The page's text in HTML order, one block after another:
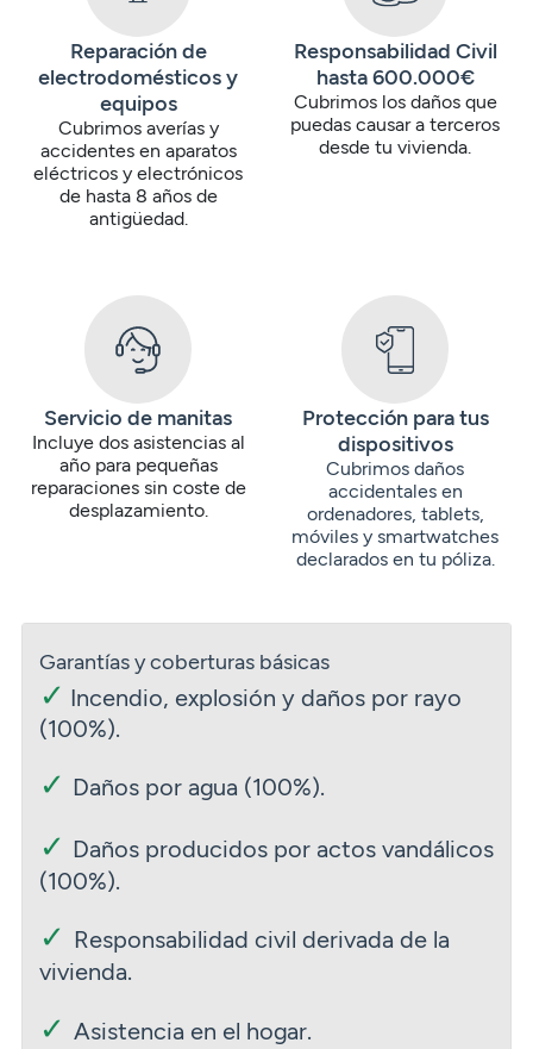
Reparación de
electrodomésticos y
equipos
Cubrimos averías y
accidentes en aparatos
eléctricos y electrónicos
de hasta 8 años de
antigüedad.
Responsabilidad Civil
hasta 600.000€
Cubrimos los daños que
puedas causar a terceros
desde tu vivienda.
Servicio de manitas
Incluye dos asistencias al
año para pequeñas
reparaciones sin coste de
desplazamiento.
Protección para tus
dispositivos
Cubrimos daños
accidentales en
ordenadores, tablets,
móviles y smartwatches
declarados en tu póliza.
Garantías y coberturas básicas
✓ Incendio, explosión y daños por rayo
(100%).
✓ Daños por agua (100%).
✓ Daños producidos por actos vandálicos
(100%).
✓ Responsabilidad civil derivada de la
vivienda.
✓ Asistencia en el hogar.